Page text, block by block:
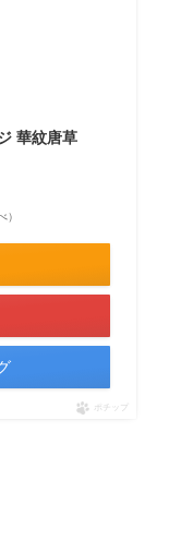
華紋唐草
）
ポチップ